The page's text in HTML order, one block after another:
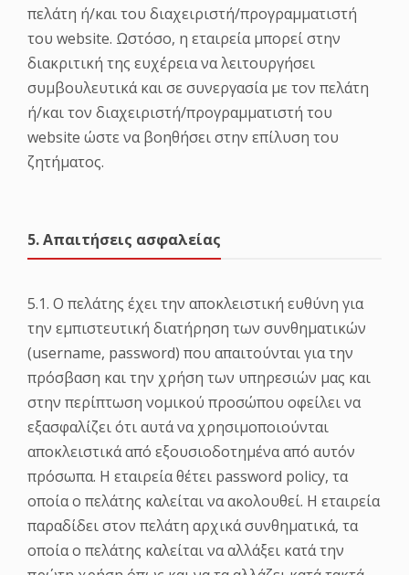
πελάτη ή/και του διαχειριστή/προγραμματιστή
του website. Ωστόσο, η εταιρεία μπορεί στην
διακριτική της ευχέρεια να λειτουργήσει
συμβουλευτικά και σε συνεργασία με τον πελάτη
ή/και τον διαχειριστή/προγραμματιστή του
website ώστε να βοηθήσει στην επίλυση του
ζητήματος.
5. Απαιτήσεις ασφαλείας
5.1. Ο πελάτης έχει την αποκλειστική ευθύνη για
την εμπιστευτική διατήρηση των συνθηματικών
(username, password) που απαιτούνται για την
πρόσβαση και την χρήση των υπηρεσιών μας και
στην περίπτωση νομικού προσώπου οφείλει να
εξασφαλίζει ότι αυτά να χρησιμοποιούνται
αποκλειστικά από εξουσιοδοτημένα από αυτόν
πρόσωπα. Η εταιρεία θέτει password policy, τα
οποία ο πελάτης καλείται να ακολουθεί. Η εταιρεία
παραδίδει στον πελάτη αρχικά συνθηματικά, τα
οποία ο πελάτης καλείται να αλλάξει κατά την